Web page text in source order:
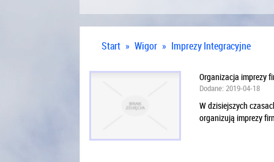
Start » Wigor » Imprezy Integracyjne
Organizacja imprezy
Dodane: 2019-04-18
W dzisiejszych
organizują imprezy